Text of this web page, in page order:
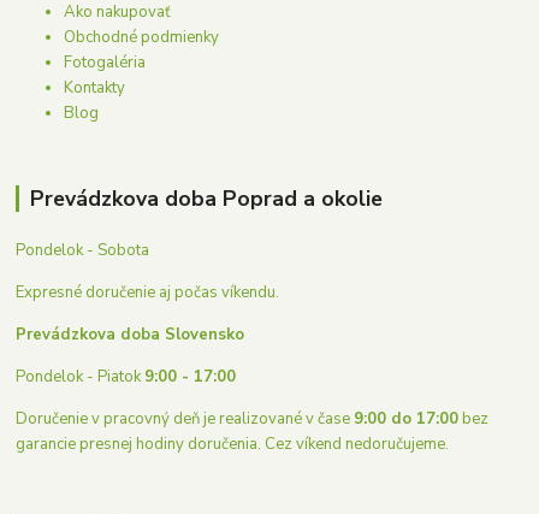
Ako nakupovať
Obchodné podmienky
Fotogaléria
Kontakty
Blog
Prevádzkova doba Poprad a okolie
Pondelok - Sobota
Expresné doručenie aj počas víkendu.
Prevádzkova doba Slovensko
Pondelok - Piatok9:00 - 17:00
Doručenie v pracovný deň je realizované v čase 9:00 do 17:00bez
garancie presnej hodiny doručenia. Cez víkend nedoručujeme.